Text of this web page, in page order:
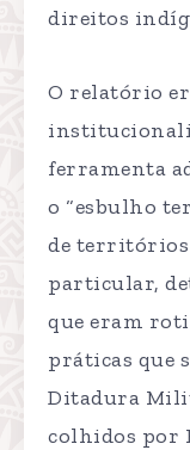
direitos
O relatório
ferramenta
o “esbulho
de territórios
particular,
que eram
práticas que
Ditadura
colhidos por